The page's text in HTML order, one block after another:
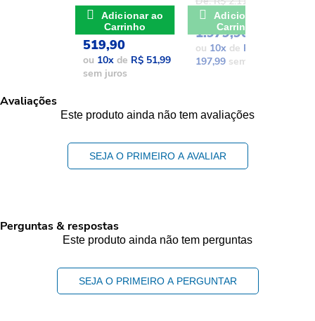
De: R$ 741,17
POR: R$
519,90
ou 10xde R$ 51,99
sem juros
Adicionar ao
Carrinho
POR: R$
1.979,90
ou 10xde R$
197,99sem juros
Carrinho
Avaliações
Este produto ainda não tem avaliações
SEJA O PRIMEIRO A AVALIAR
Perguntas & respostas
Este produto ainda não tem perguntas
SEJA O PRIMEIRO A PERGUNTAR